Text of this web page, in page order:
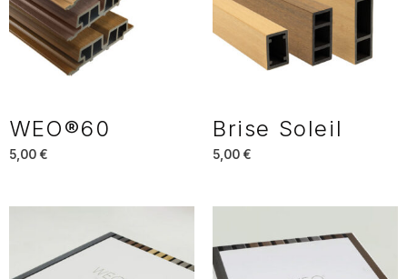
WEO®60
5,00 €
Brise Soleil
5,00 €